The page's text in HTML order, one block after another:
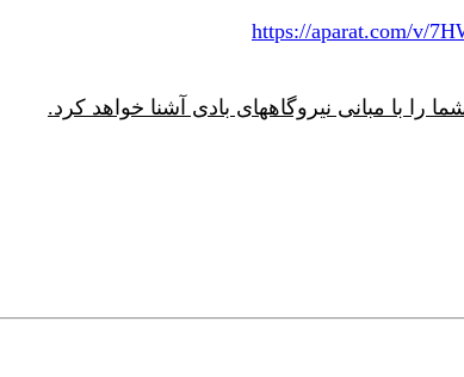
https://aparat.com/v/